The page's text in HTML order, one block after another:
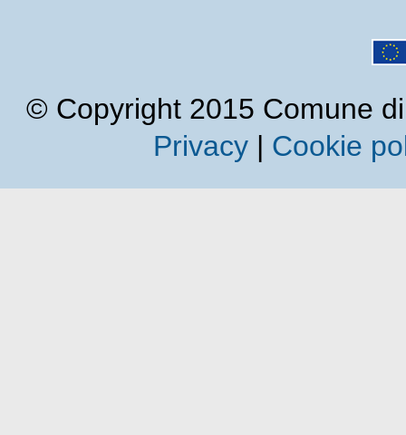
© Copyright 2015 Comune
Privacy | Cookie